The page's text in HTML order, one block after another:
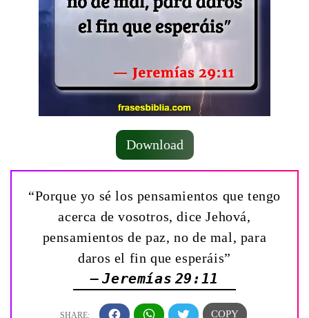
Download
“Porque yo sé los pensamientos que tengo
acerca de vosotros, dice Jehová,
pensamientos de paz, no de mal, para
daros el fin que esperáis”
— Jeremías 29:11